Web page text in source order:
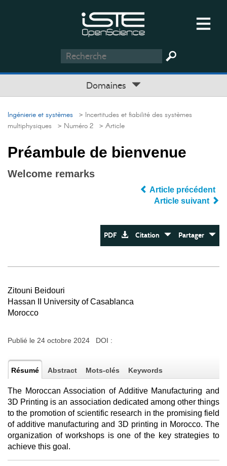
Domaines
Ingénierie et systèmes > Incertitudes et fiabilité des systèmes
multiphysiques > Numéro 2 > Article
Préambule de bienvenue
Welcome remarks
Article précédent
Article suivant
PDF Citation Partager
Zitouni Beidouri
Hassan II University of Casablanca
Morocco
Publié le 24 octobre 2024 DOI :
Résumé Abstract Mots-clés Keywords
The Moroccan Association of Additive Manufacturing and
3D Printing is an association dedicated among other things
to the promotion of scientific research in the promising field
of additive manufacturing and 3D printing in Morocco. The
organization of workshops is one of the key strategies to
achieve this goal.